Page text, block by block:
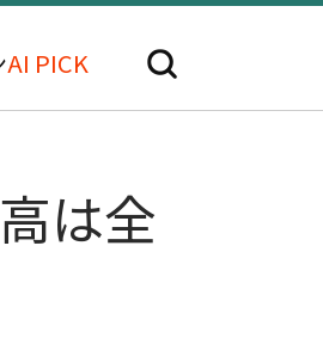
AI PICK
は全